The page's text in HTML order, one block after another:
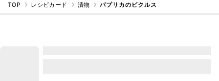
TOP レシピカード 漬物 パプリカのピクルス